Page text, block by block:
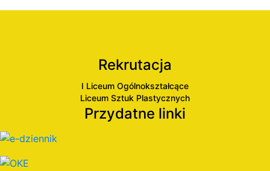
Rekrutacja
I Liceum Ogólnokształcące
Liceum Sztuk Plastycznych
Przydatne linki